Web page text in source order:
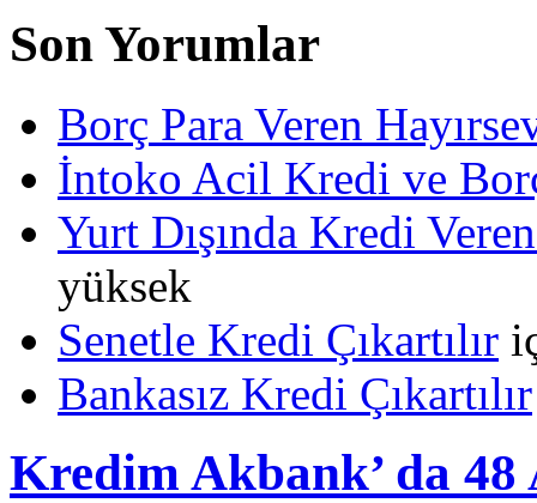
Son Yorumlar
Borç Para Veren
İntoko Acil Kredi ve
Yurt Dışında Kredi
yüksek
Senetle Kredi Çıkartılır
Bankasız Kredi Çıkartılır
Kredim Akbank’ da